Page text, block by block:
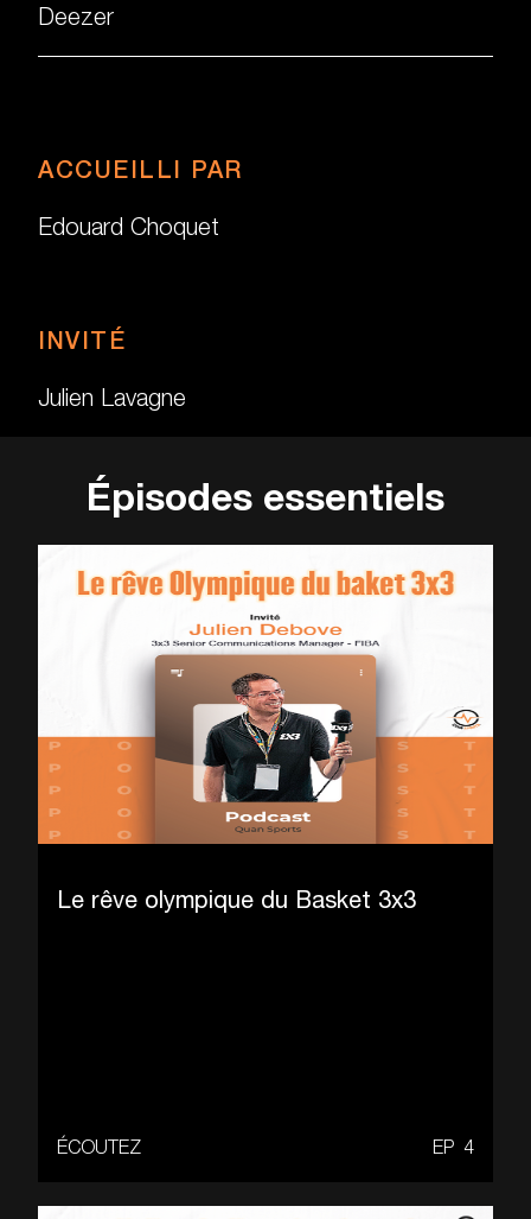
Deezer
ACCUEILLI PAR
Edouard Choquet
INVITÉ
Julien Lavagne
Épisodes essentiels
Le rêve olympique du Basket 3x3
ÉCOUTEZ EP 4